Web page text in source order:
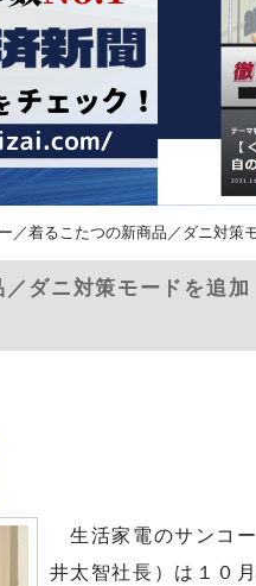
／着るこたつの新商品／ダニ対策
ダニ対策モードを追
生活家電のサンコ
井太智社長）は１０